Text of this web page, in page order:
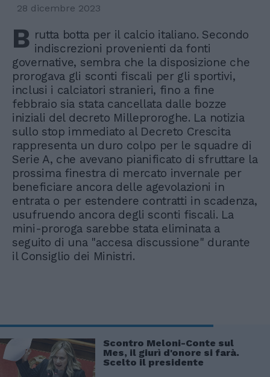
28 dicembre 2023
B rutta botta per il calcio italiano. Secondo
indiscrezioni provenienti da fonti
governative, sembra che la disposizione che
prorogava gli sconti fiscali per gli sportivi,
inclusi i calciatori stranieri, fino a fine
febbraio sia stata cancellata dalle bozze
iniziali del decreto Milleproroghe. La notizia
sullo stop immediato al Decreto Crescita
rappresenta un duro colpo per le squadre di
Serie A, che avevano pianificato di sfruttare la
prossima finestra di mercato invernale per
beneficiare ancora delle agevolazioni in
entrata o per estendere contratti in scadenza,
usufruendo ancora degli sconti fiscali. La
mini-proroga sarebbe stata eliminata a
seguito di una "accesa discussione" durante
il Consiglio dei Ministri.
Scontro Meloni-Conte sul
Mes, il giurì d'onore si farà.
Scelto il presidente